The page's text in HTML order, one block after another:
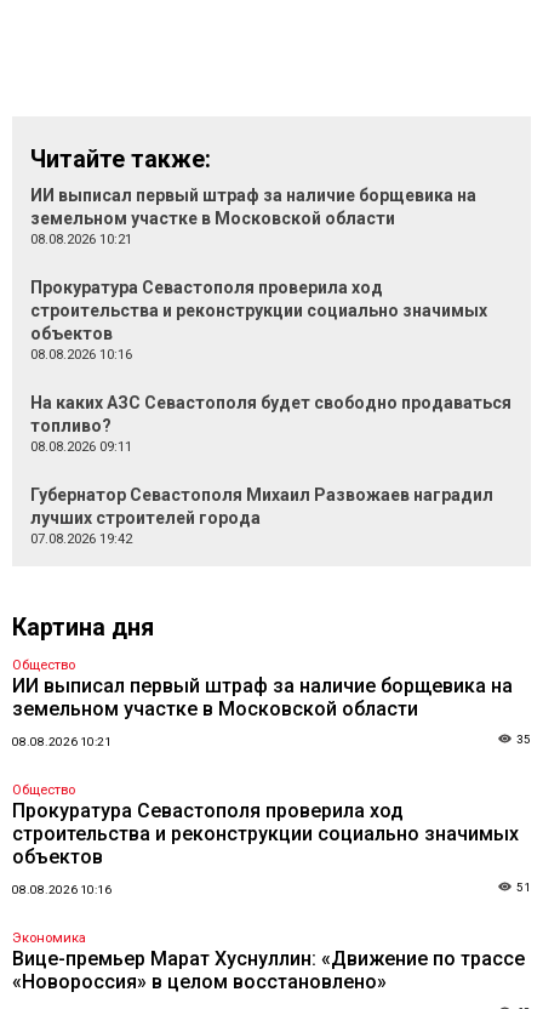
Читайте также:
ИИ выписал первый штраф за наличие борщевика на
земельном участке в Московской области
08.08.2026 10:21
Прокуратура Севастополя проверила ход
строительства и реконструкции социально значимых
объектов
08.08.2026 10:16
На каких АЗС Севастополя будет свободно продаваться
топливо?
08.08.2026 09:11
Губернатор Севастополя Михаил Развожаев наградил
лучших строителей города
07.08.2026 19:42
Картина дня
Общество
ИИ выписал первый штраф за наличие борщевика на
земельном участке в Московской области
08.08.2026 10:21 35
Общество
Прокуратура Севастополя проверила ход
строительства и реконструкции социально значимых
объектов
08.08.2026 10:16 51
Экономика
Вице-премьер Марат Хуснуллин: «Движение по трассе
«Новороссия» в целом восстановлено»